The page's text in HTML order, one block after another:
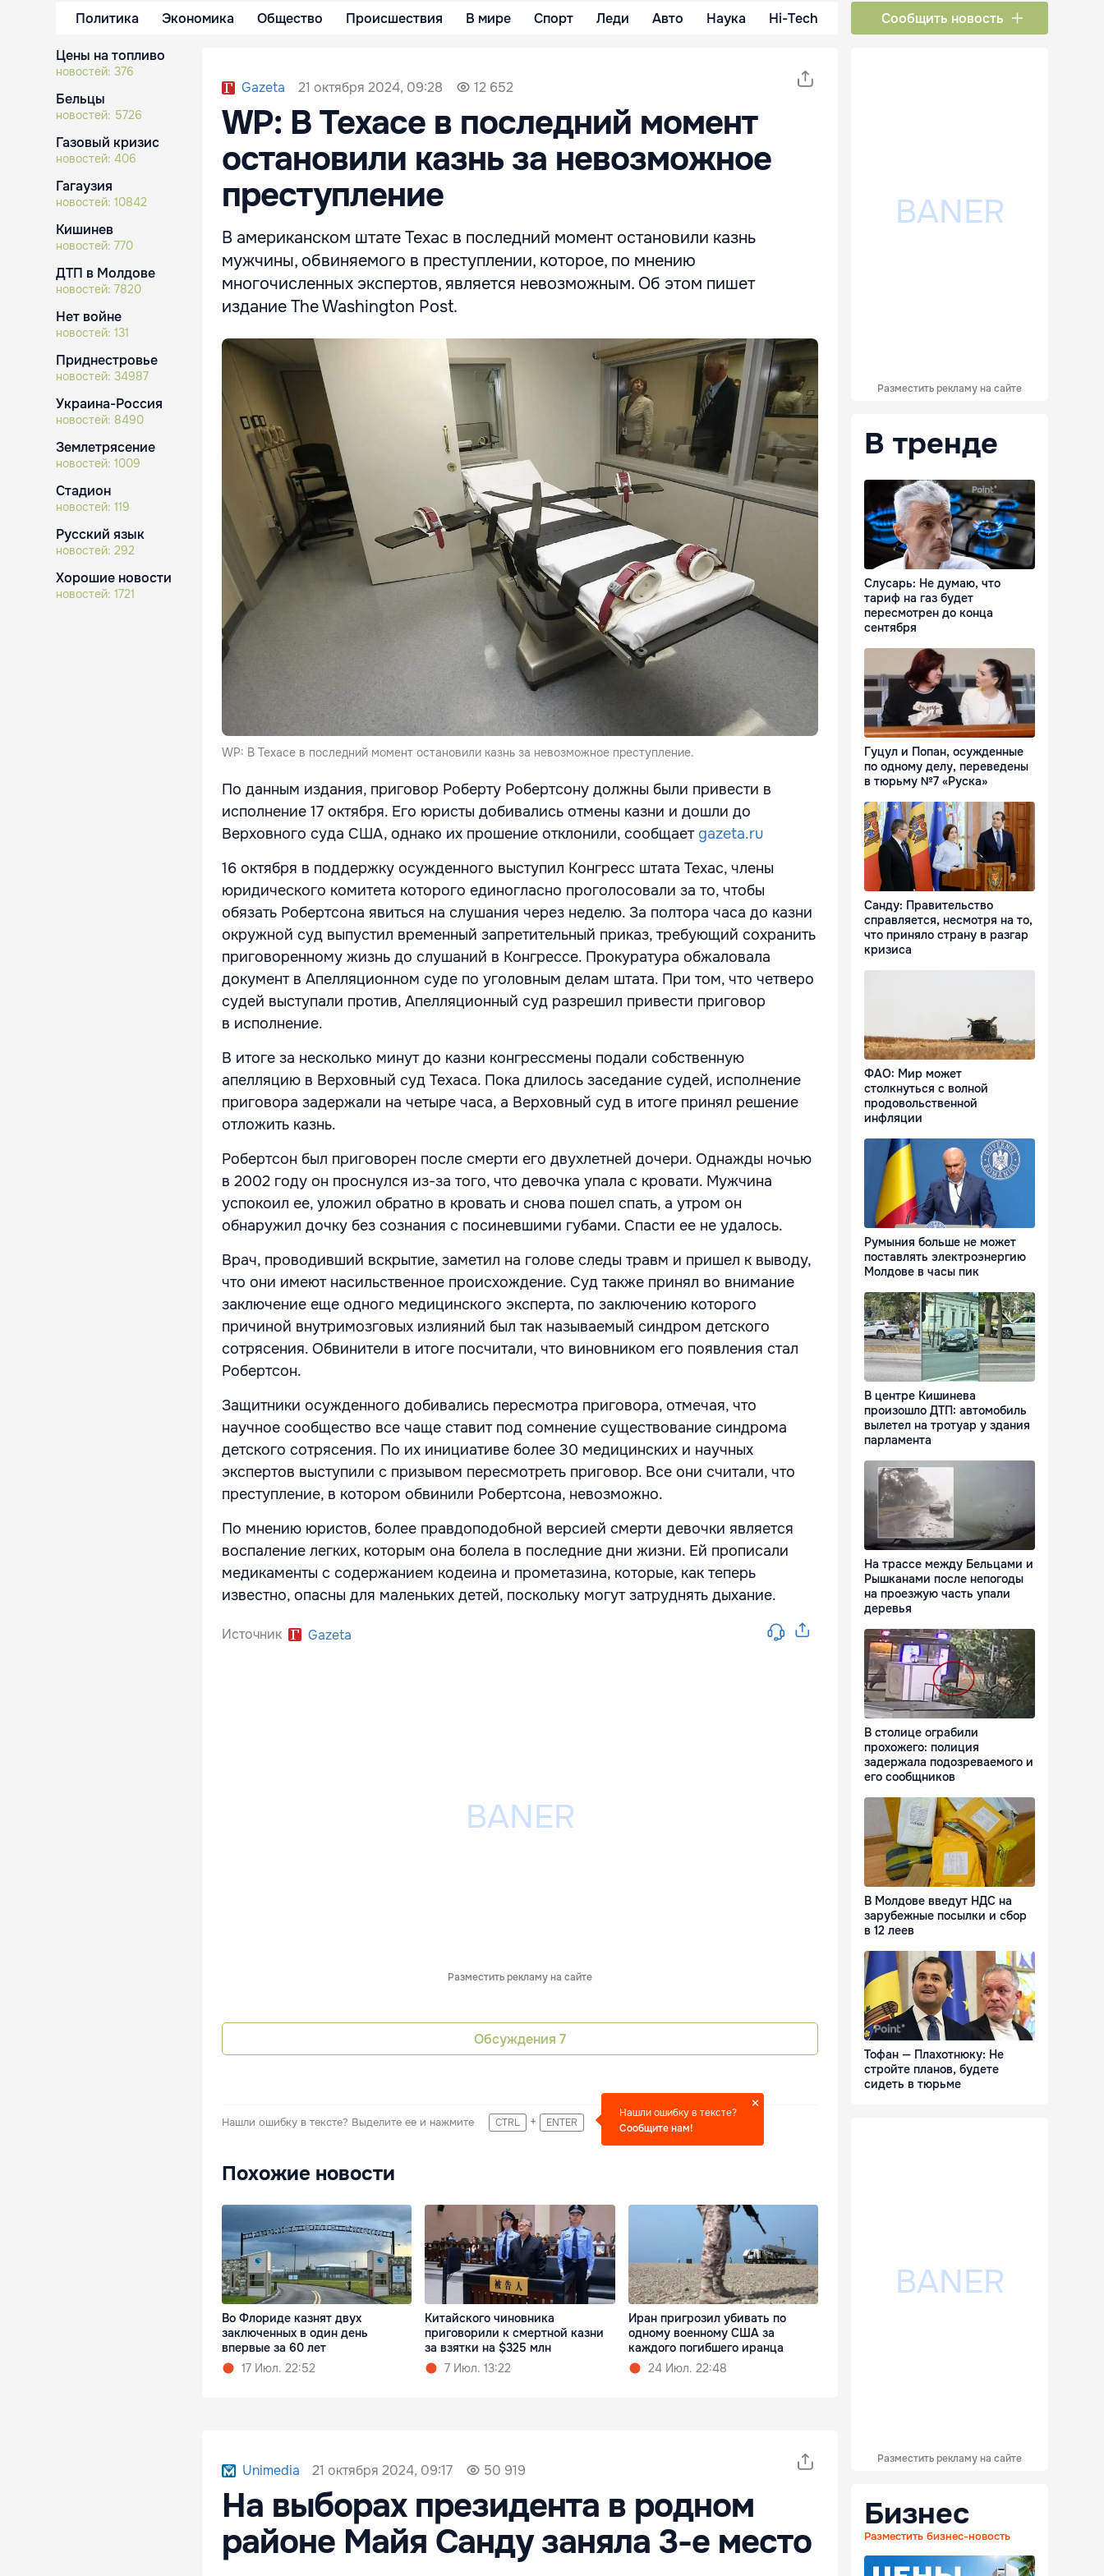
Политика Экономика Общество Происшествия В мире Спорт Леди Авто Наука Hi-Tech Сообщить новость
Цены на топливо
новостей: 376
Бельцы
новостей: 5726
Газовый кризис
новостей: 406
Гагаузия
новостей: 10842
Кишинев
новостей: 770
ДТП в Молдове
новостей: 7820
Нет войне
новостей: 131
Приднестровье
новостей: 34987
Украина-Россия
новостей: 8490
Землетрясение
новостей: 1009
Стадион
новостей: 119
Русский язык
новостей: 292
Хорошие новости
новостей: 1721
Gazeta 21 октября 2024, 09:28 12 652
WP: В Техасе в последний момент
остановили казнь за невозможное
преступление
В американском штате Техас в последний момент остановили казнь
мужчины, обвиняемого в преступлении, которое, по мнению
многочисленных экспертов, является невозможным. Об этом пишет
издание The Washington Post.
WP: В Техасе в последний момент остановили казнь за невозможное преступление.
По данным издания, приговор Роберту Робертсону должны были привести в
исполнение 17 октября. Его юристы добивались отмены казни и дошли до
Верховного суда США, однако их прошение отклонили, сообщает gazeta.ru
16 октября в поддержку осужденного выступил Конгресс штата Техас, члены
юридического комитета которого единогласно проголосовали за то, чтобы
обязать Робертсона явиться на слушания через неделю. За полтора часа до казни
окружной суд выпустил временный запретительный приказ, требующий сохранить
приговоренному жизнь до слушаний в Конгрессе. Прокуратура обжаловала
документ в Апелляционном суде по уголовным делам штата. При том, что четверо
судей выступали против, Апелляционный суд разрешил привести приговор
в исполнение.
В итоге за несколько минут до казни конгрессмены подали собственную
апелляцию в Верховный суд Техаса. Пока длилось заседание судей, исполнение
приговора задержали на четыре часа, а Верховный суд в итоге принял решение
отложить казнь.
Робертсон был приговорен после смерти его двухлетней дочери. Однажды ночью
в 2002 году он проснулся из-за того, что девочка упала с кровати. Мужчина
успокоил ее, уложил обратно в кровать и снова пошел спать, а утром он
обнаружил дочку без сознания с посиневшими губами. Спасти ее не удалось.
Врач, проводивший вскрытие, заметил на голове следы травм и пришел к выводу,
что они имеют насильственное происхождение. Суд также принял во внимание
заключение еще одного медицинского эксперта, по заключению которого
причиной внутримозговых излияний был так называемый синдром детского
сотрясения. Обвинители в итоге посчитали, что виновником его появления стал
Робертсон.
Защитники осужденного добивались пересмотра приговора, отмечая, что
научное сообщество все чаще ставит под сомнение существование синдрома
детского сотрясения. По их инициативе более 30 медицинских и научных
экспертов выступили с призывом пересмотреть приговор. Все они считали, что
преступление, в котором обвинили Робертсона, невозможно.
По мнению юристов, более правдоподобной версией смерти девочки является
воспаление легких, которым она болела в последние дни жизни. Ей прописали
медикаменты с содержанием кодеина и прометазина, которые, как теперь
известно, опасны для маленьких детей, поскольку могут затруднять дыхание.
Источник Gazeta
Разместить рекламу на сайте
Обсуждения 7
Нашли ошибку в тексте? Выделите ее и нажмите CTRL + ENTER
Нашли ошибку в тексте?
Сообщите нам!
Похожие новости
Во Флориде казнят двух
заключенных в один день
впервые за 60 лет
17 Июл. 22:52
Китайского чиновника
приговорили к смертной казни
за взятки на $325 млн
7 Июл. 13:22
Иран пригрозил убивать по
одному военному США за
каждого погибшего иранца
24 Июл. 22:48
Unimedia 21 октября 2024, 09:17 50 919
На выборах президента в родном
районе Майя Санду заняла 3-е место
Разместить рекламу на сайте
В тренде
Слусарь: Не думаю, что
тариф на газ будет
пересмотрен до конца
сентября
Гуцул и Попан, осужденные
по одному делу, переведены
в тюрьму №7 «Руска»
Санду: Правительство
справляется, несмотря на то,
что приняло страну в разгар
кризиса
ФАО: Мир может
столкнуться с волной
продовольственной
инфляции
Румыния больше не может
поставлять электроэнергию
Молдове в часы пик
В центре Кишинева
произошло ДТП: автомобиль
вылетел на тротуар у здания
парламента
На трассе между Бельцами и
Рышканами после непогоды
на проезжую часть упали
деревья
В столице ограбили
прохожего: полиция
задержала подозреваемого и
его сообщников
В Молдове введут НДС на
зарубежные посылки и сбор
в 12 леев
Тофан — Плахотнюку: Не
стройте планов, будете
сидеть в тюрьме
Разместить рекламу на сайте
Бизнес
Разместить бизнес-новость